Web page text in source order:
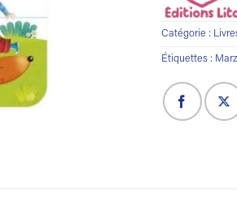
Catégorie :
Étiquettes :